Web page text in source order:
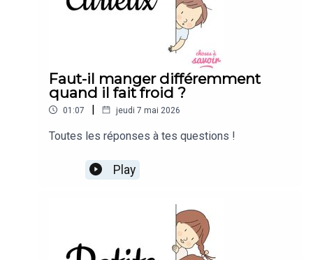
Faut-il manger différemment
quand il fait froid ?
01:07 | jeudi 7 mai 2026
Toutes les réponses à tes questions !
Play